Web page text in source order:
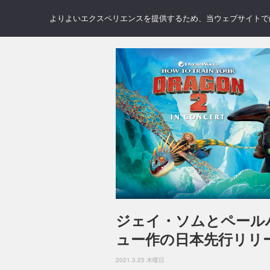
NEWS REVIEWS
ジェイ・ソムとペー
ュー作の日本先行リリ
2021.3.25 木曜日
よりよいエクスペリエンスを提供するため、当ウェブサイト